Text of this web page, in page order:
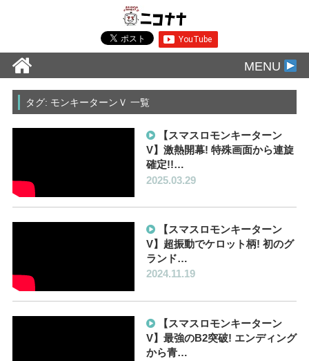
MENU
タグ: モンキーターンＶ 一覧
【スマスロモンキーターン
V】激熱開幕! 特殊画面から連旋
確定!!…
2025.03.29
【スマスロモンキーターン
V】超振動でケロット柄! 初のグ
ランド…
2024.11.19
【スマスロモンキーターン
V】最強のB2突破! エンディング
から青…